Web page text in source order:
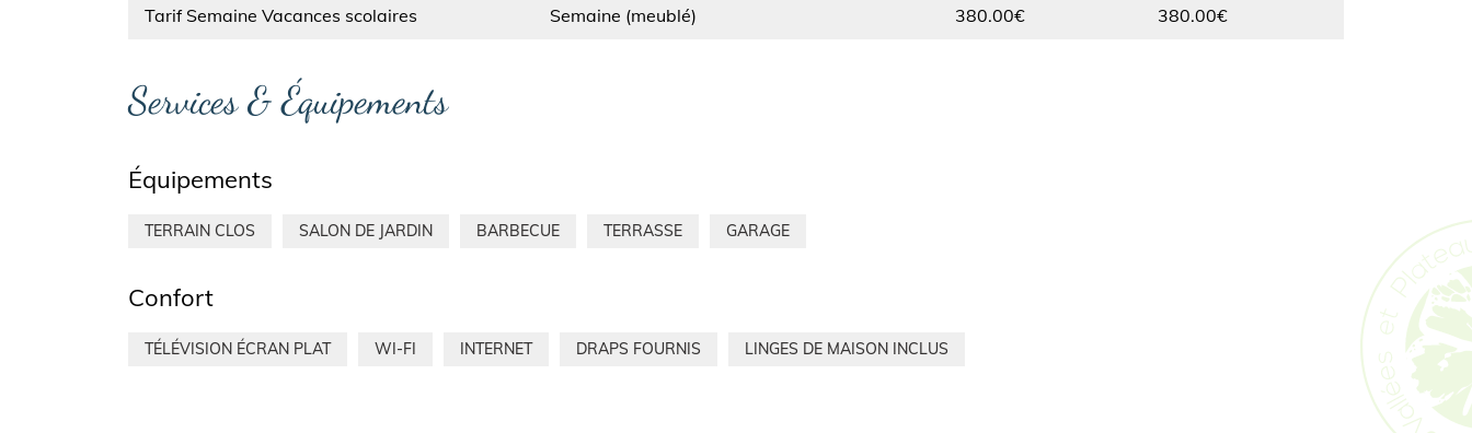
Tarif Semaine Vacances scolaires Semaine (meublé) 380.00€ 380.00€
Services & Équipements
Équipements
TERRAIN CLOS SALON DE JARDIN BARBECUE TERRASSE GARAGE
Confort
TÉLÉVISION ÉCRAN PLAT WI-FI INTERNET DRAPS FOURNIS LINGES DE MAISON INCLUS